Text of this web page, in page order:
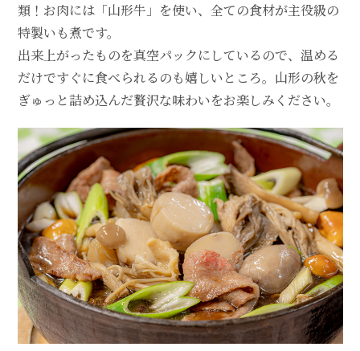
類！お肉には「山形牛」を使い、全ての食材が主役級の
特製いも煮です。
出来上がったものを真空パックにしているので、温める
だけですぐに食べられるのも嬉しいところ。山形の秋を
ぎゅっと詰め込んだ贅沢な味わいをお楽しみください。